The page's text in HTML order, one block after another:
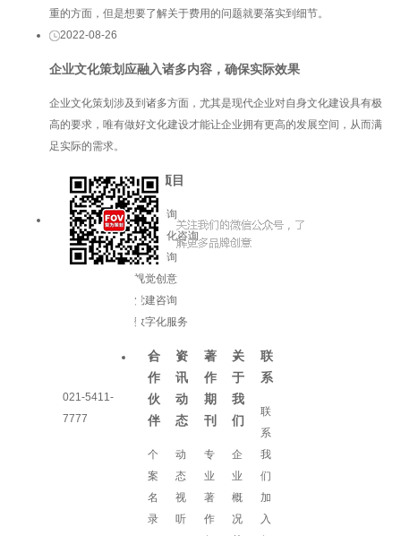
重的方面，但是想要了解关于费用的问题就要落实到细节。
2022-08-26
企业文化策划应融入诸多内容，确保实际效果
企业文化策划涉及到诸多方面，尤其是现代企业对自身文化建设具有极
高的要求，唯有做好文化建设才能让企业拥有更高的发展空间，从而满
足实际的需求。
021-5411-
7777
服务项目
品牌咨询
企业文化咨询
增长咨询
视觉创意
党建咨询
数字化服务
合
作
伙
伴
个
案
名
录
资
讯
动
态
动
态
视
听
著
作
期
刊
专
业
著
作
关
于
我
们
企
业
概
况
联
系
联
系
我
们
加
入